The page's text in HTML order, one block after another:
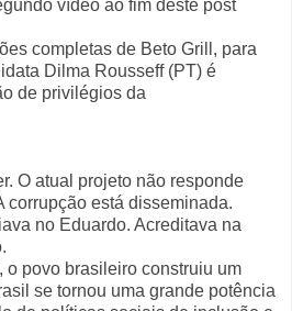
vídeo ao fim deste post
completas de Beto Grill, para
Dilma Rousseff (PT) é
de privilégios da
O atual projeto não responde
corrupção está disseminada.
no Eduardo. Acreditava na
o povo brasileiro construiu um
se tornou uma grande potência